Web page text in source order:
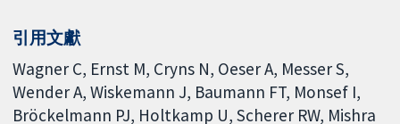
引用文獻
Wagner C, Ernst M, Cryns N, Oeser A, Messer S,
Wender A, Wiskemann J, Baumann FT, Monsef I,
Bröckelmann PJ, Holtkamp U, Scherer RW, Mishra